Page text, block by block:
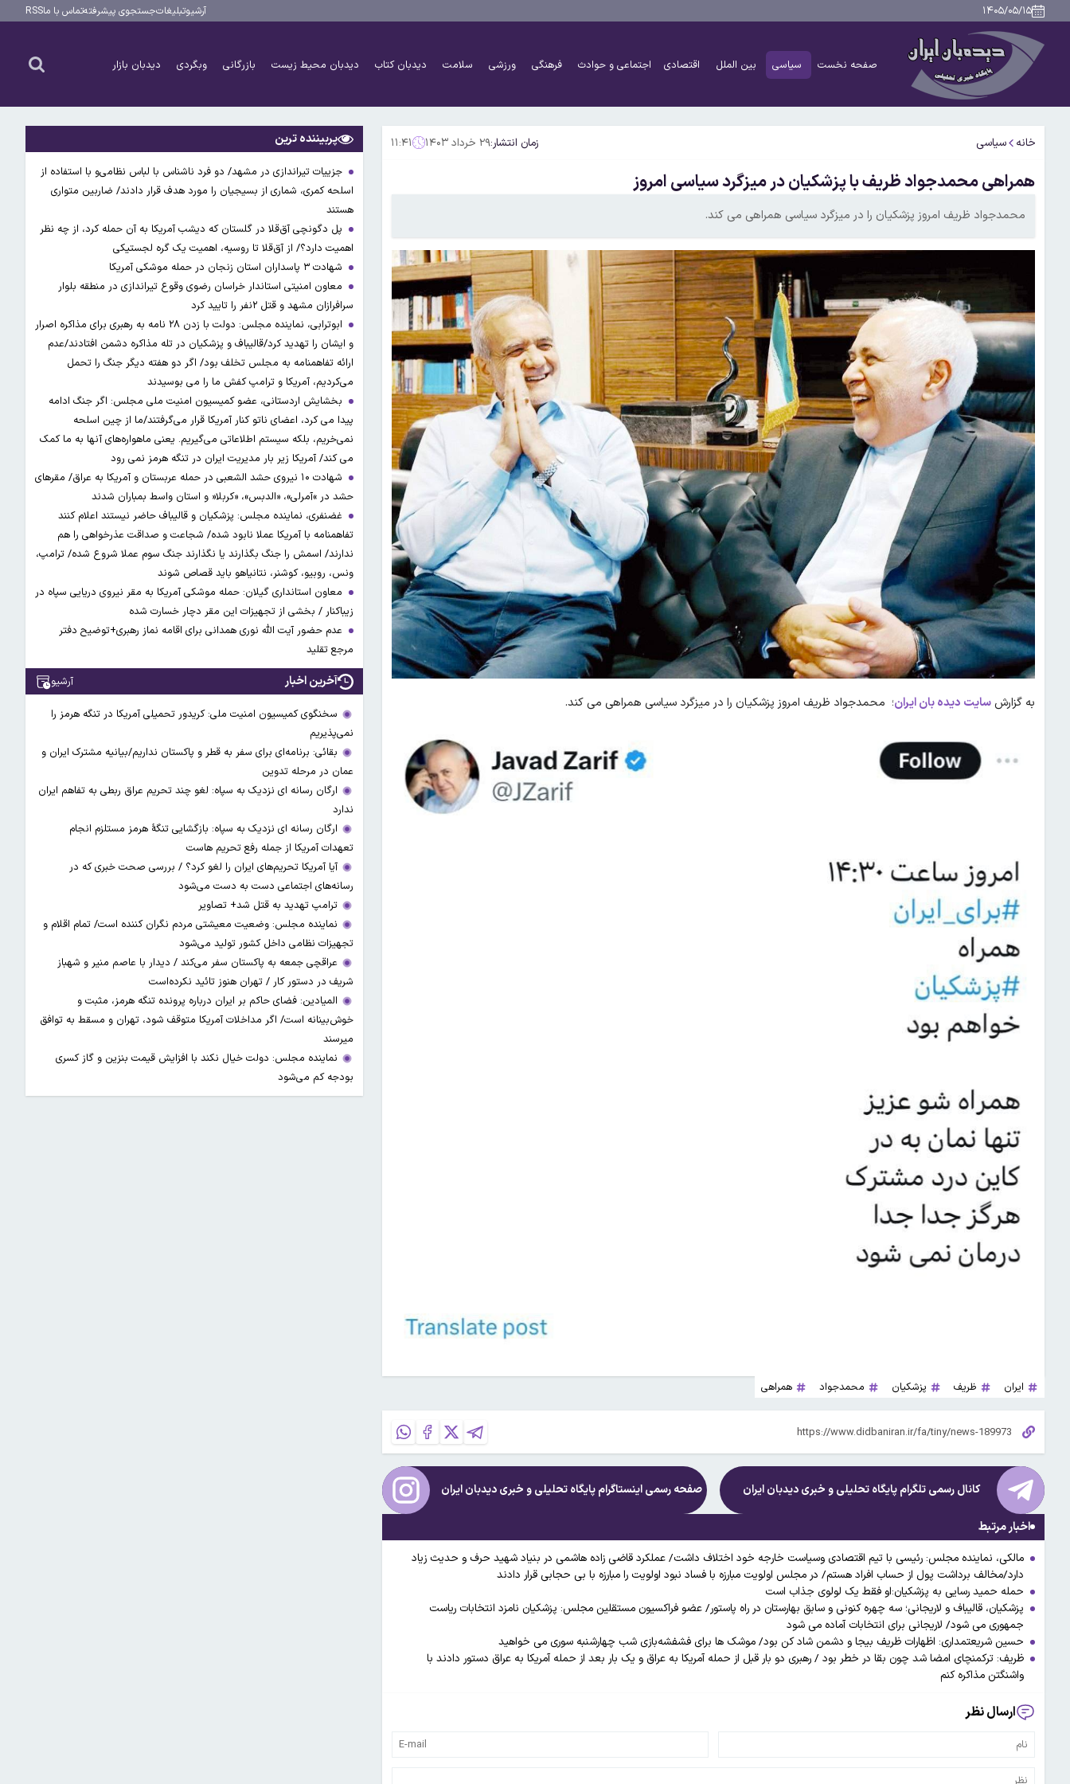
۱۴۰۵/۰۵/۱۵ آرشیوتبلیغاتجستجوی پیشرفتهتماس با ماRSS
صفحه نخست سیاسی بین الملل اقتصادی اجتماعی و حوادث فرهنگی ورزشی سلامت دیدبان کتاب دیدبان محیط زیست بازرگانی وبگردی دیدبان بازار
خانه سیاسی زمان انتشار:۲۹ خرداد ۱۴۰۳ ۱۱:۴۱
همراهی محمدجواد ظریف با پزشکیان در میزگرد سیاسی امروز
محمدجواد ظریف امروز پزشکیان را در میزگرد سیاسی همراهی می کند.
به گزارشسایت دیده بان ایران؛ محمدجواد ظریف امروز پزشکیان را در میزگرد سیاسی همراهی می کند.
ایران ظریف پزشکیان محمدجواد همراهی
کانال رسمی تلگرام پایگاه تحلیلی و خبریدیدبان ایران صفحه رسمی اینستاگرام پایگاه تحلیلی و خبریدیدبان ایران
اخبار مرتبط
مالکی، نماینده مجلس: رئیسی با تیم اقتصادی وسیاست خارجه خود اختلاف داشت/ عملکرد قاضی زاده هاشمی در بنیاد شهید حرف و حدیث زیاد
دارد/مخالف برداشت پول از حساب افراد هستم/ در مجلس اولویت مبارزه با فساد نبود اولویت را مبارزه با بی حجابی قرار دادند
حمله حمید رسایی به پزشکیان:او فقط یک لولوی جذاب است
پزشکیان، قالیباف و لاریجانی؛ سه چهره کنونی و سابق بهارستان در راه پاستور/ عضو فراکسیون مستقلین مجلس: پزشکیان نامزد انتخابات ریاست
جمهوری می شود/ لاریجانی برای انتخابات آماده می شود
حسین شریعتمداری: اظهارات ظریف بیجا و دشمن شاد کن بود/ موشک ها برای فشفشه‌بازی شب چهار‌شنبه سوری می خواهید
ظریف: ترکمنچای امضا شد چون بقا در خطر بود / رهبری دو بار قبل از حمله آمریکا به عراق و یک بار بعد از حمله آمریکا به عراق دستور دادند با
واشنگتن مذاکره کنم
ارسال نظر
پربیننده ترین
جزییات تیراندازی در مشهد/ دو فرد ناشناس با لباس نظامی‌و با استفاده از
اسلحه کمری، شماری از بسیجیان را مورد هدف قرار دادند/ ضاربین متواری
هستند
پل دگونچی آق‌قلا در گلستان که دیشب آمریکا به آن حمله کرد، از چه نظر
اهمیت دارد؟/ از آق‌قلا تا روسیه، اهمیت یک گره لجستیکی
شهادت ۳ ‌پاسداران استان زنجان در حمله موشکی آمریکا
معاون امنیتی استاندار خراسان رضوی وقوع تیراندازی در منطقه بلوار
سرافرازان مشهد و قتل ۲نفر را تایید کرد
ابوترابی، نماینده مجلس: دولت با زدن ۲۸ نامه به رهبری برای مذاکره اصرار
و ایشان را تهدید کرد/قالیباف و پزشکیان در تله مذاکره دشمن افتادند/عدم
ارائه تفاهمنامه به مجلس تخلف بود/ اگر دو هفته دیگر جنگ را تحمل
می‌کردیم، آمریکا و ترامپ کفش ما را می بوسیدند
بخشایش اردستانی، عضو کمیسیون امنیت ملی مجلس: اگر جنگ ادامه
پیدا می کرد، اعضای ناتو کنار آمریکا قرار می‌گرفتند/ما از چین اسلحه
نمی‌خریم، بلکه سیستم اطلاعاتی می‌گیریم. یعنی ماهواره‌های آنها به ما کمک
می کند/ آمریکا زیر بار مدیریت ایران در تنگه هرمز نمی رود
شهادت ۱۰ نیروی حشد الشعبی در حمله عربستان و آمریکا به عراق/ مقرهای
حشد در »آمرلی»، «الدبس»، «کربلا« و استان واسط بمباران شدند
غضنفری، نماینده مجلس: پزشکیان و قالیباف حاضر نیستند اعلام کنند
تفاهمنامه با آمریکا عملا نابود شده/ شجاعت و صداقت عذرخواهی را هم
ندارند/ اسمش را جنگ بگذارند یا نگذارند جنگ سوم عملا شروع شده/ ترامپ،
ونس، روبیو، کوشنر، نتانیاهو باید قصاص شوند
معاون استانداری گیلان: حمله موشکی آمریکا به مقر نیروی دریایی سپاه در
زیباکنار / بخشی از تجهیزات این مقر دچار خسارت شده
عدم حضور آیت الله نوری همدانی برای اقامه نماز رهبری+توضیح دفتر
مرجع تقلید
آخرین اخبار آرشیو
سخنگوی کمیسیون امنیت ملی: کریدور تحمیلی آمریکا در تنگه هرمز را
نمی‌پذیریم
بقائی: برنامه‌ای برای سفر به قطر و پاکستان نداریم/بیانیه مشترک ایران و
عمان در مرحله تدوین
ارگان رسانه ای نزدیک به سپاه: لغو چند تحریم عراق ربطی به تفاهم ایران
ندارد
ارگان رسانه ای نزدیک به سپاه: بازگشایی تنگۀ هرمز مستلزم انجام
تعهدات آمریکا از جمله رفع تحریم هاست
آیا آمریکا تحریم‌های ایران را لغو کرد؟ / بررسی صحت خبری که در
رسانه‌های اجتماعی دست به دست می‌شود
ترامپ تهدید به قتل شد+ تصاویر
نماینده مجلس: وضعیت معیشتی مردم نگران کننده است/ تمام اقلام و
تجهیزات نظامی داخل کشور تولید می‌شود
عراقچی جمعه به پاکستان سفر می‌کند / دیدار با عاصم منیر و شهباز
شریف در دستور کار / تهران هنوز تائید نکرده‌است
المیادین: فضای حاکم بر ایران درباره پرونده تنگه هرمز، مثبت و
خوش‌بینانه است/ اگر مداخلات آمریکا متوقف شود، تهران و مسقط به توافق
میرسند
نماینده مجلس: دولت خیال نکند با افزایش قیمت بنزین‌ و گاز کسری
بودجه کم می‌شود